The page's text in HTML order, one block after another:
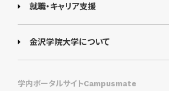
就職・キャリア支援
金沢学院大学について
学内ポータルサイトCampusmate